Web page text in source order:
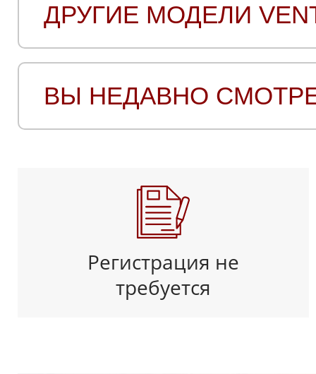
ДРУГИЕ МОДЕЛИ
ВЫ НЕДАВНО
Регистрация не
требуется